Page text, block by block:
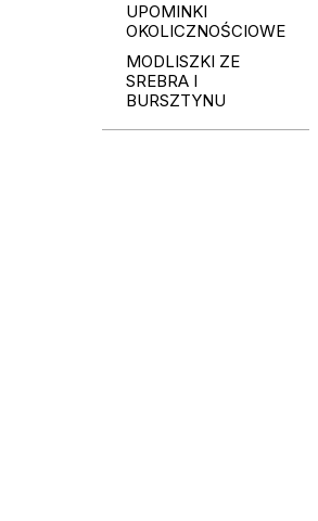
UPOMINKI
OKOLICZNOŚCIOWE
MODLISZKI ZE
SREBRA I
BURSZTYNU